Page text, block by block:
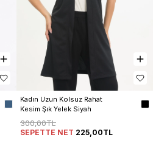
Kadın Uzun Kolsuz Rahat
Kesim Şık Yelek Siyah
300,00TL
SEPETTE NET 225,00TL